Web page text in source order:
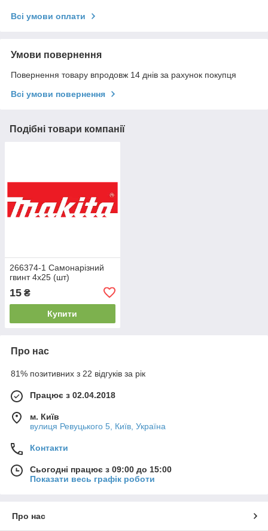
Всі умови оплати
Умови повернення
Повернення товару впродовж 14 днів за рахунок покупця
Всі умови повернення
Подібні товари компанії
266374-1 Самонарізний
гвинт 4х25 (шт)
15 ₴
Купити
Про нас
81% позитивних з 22 відгуків за рік
Працює з 02.04.2018
м. Київ
вулиця Ревуцького 5, Київ, Україна
Контакти
Сьогодні працює з 09:00 до 15:00
Показати весь графік роботи
Про нас